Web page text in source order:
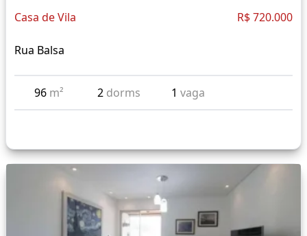
Casa de Vila R$ 720.000
Rua Balsa
96 m² 2 dorms 1vaga